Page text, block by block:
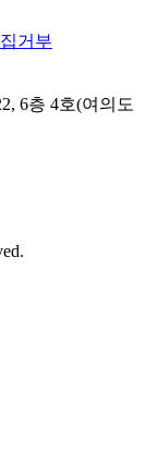
거부
6층 4호(여의도